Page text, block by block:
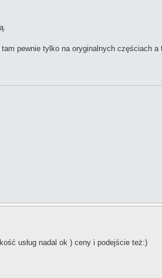
pewnie tylko na oryginalnych częściach a
usług nadal ok ) ceny i podejście też:)